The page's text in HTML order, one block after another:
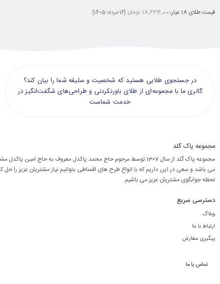
قیمت طلای 18 عیار 18,634,000 تومان [16-مرداد-1405]
در جستجوی طلایی هستید که شخصیت و سلیقه شما را بیان کند؟
گالری ما با مجموعه‌ای از طلای باورنکردنی و طراحی‌های شگفت‌انگیز در
خدمت شماست
مجموعه پاک گلد
مجموعه پاک گلد از سال 1307 توسط مرحوم حاج محمد پاکدل معروف به حاج امین
می باشد و سعی در این داریم که با انواع طرح های اقساطی بتوانیم نیاز مشتریان عزیز را حل
لحظه جوابگوی مشتریان عزیز می باشیم
دسترسی سریع
وبلاگ
ارتباط با ما
پیگیری سفارش
تماس با ما